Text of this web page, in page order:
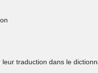
traduction dans le